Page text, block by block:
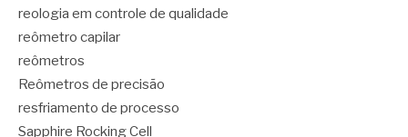
reologia em controle de qualidade
reômetro capilar
reômetros
Reômetros de precisão
resfriamento de processo
Sapphire Rocking Cell